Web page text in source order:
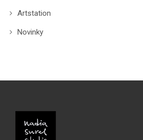
Artstation
Novinky